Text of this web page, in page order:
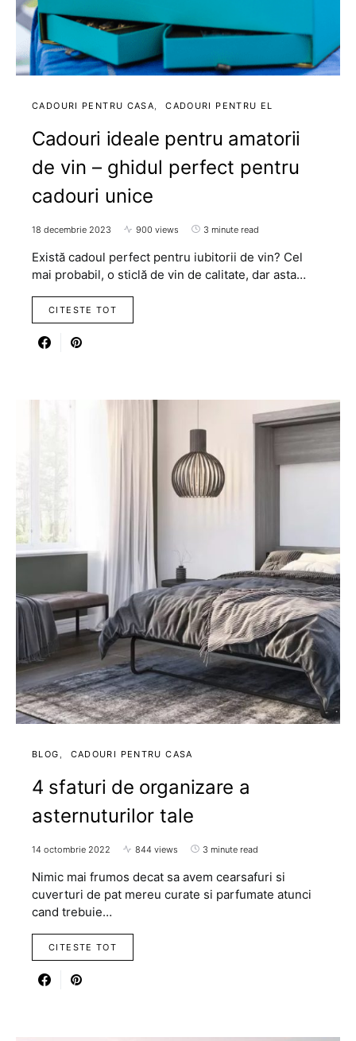
CADOURI PENTRU CASA CADOURI PENTRU EL
Cadouri ideale pentru amatorii
de vin – ghidul perfect pentru
cadouri unice
18 decembrie 2023 900 views 3 minute read
Există cadoul perfect pentru iubitorii de vin? Cel
mai probabil, o sticlă de vin de calitate, dar asta…
CITESTE TOT
BLOG CADOURI PENTRU CASA
4 sfaturi de organizare a
asternuturilor tale
14 octombrie 2022 844 views 3 minute read
Nimic mai frumos decat sa avem cearsafuri si
cuverturi de pat mereu curate si parfumate atunci
cand trebuie…
CITESTE TOT